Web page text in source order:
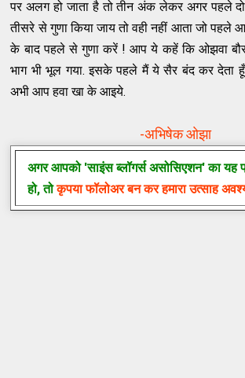
पर अलग हो जाता है तो तीन अंक लेकर अगर पहले
तीसरे से गुणा किया जाय तो वही नहीं आता जो पहले
के बाद पहले से गुणा करें ! आप ये कहें कि ओझवा
भाग भी भूल गया. इसके पहले मैं ये सैर बंद कर देता
अभी आप हवा खा के आइये.
-अभिषेक ओझा
अगर आपको 'साइंस ब्लॉगर्स असोसिएशन'का यह
हो, तोकृपया फॉलोअर बन कर हमारा उत्साह